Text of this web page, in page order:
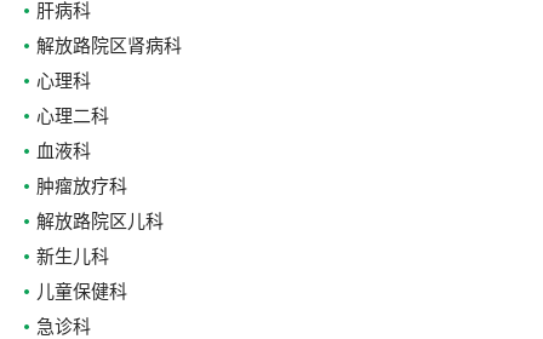
肝病科
解放路院区肾病科
心理科
心理二科
血液科
肿瘤放疗科
解放路院区儿科
新生儿科
儿童保健科
急诊科